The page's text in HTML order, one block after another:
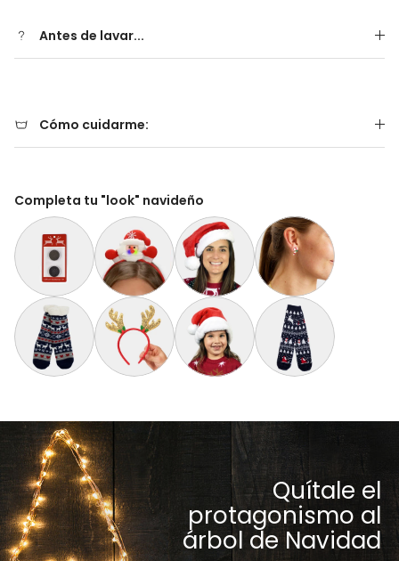
Antes de lavar...
Cómo cuidarme:
Completa tu "look" navideño
Paquete Extra de 2 Baterías para Suéter Navideño con Luces
Diadema Navideña con Luces LED Santa Claus
Gorro Navideño Santa Claus
Aretes de Navidad
Quítale el
protagonismo al
árbol de Navidad